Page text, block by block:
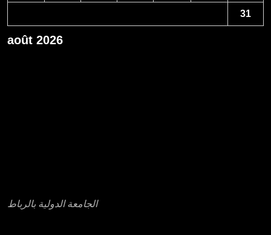
août 2026
31
الجامعة الدولية بالرباط